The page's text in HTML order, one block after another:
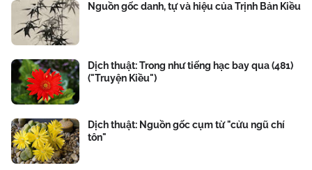
Nguồn gốc danh, tự và hiệu của Trịnh Bản Kiều
Dịch thuật: Trong như tiếng hạc bay qua (481)
("Truyện Kiều")
Dịch thuật: Nguồn gốc cụm từ "cửu ngũ chí
tôn"